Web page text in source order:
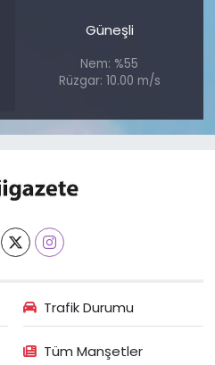
Güneşli
Nem: %55
Rüzgar: 10.00 m/s
Trafik Durumu
Tüm Manşetler